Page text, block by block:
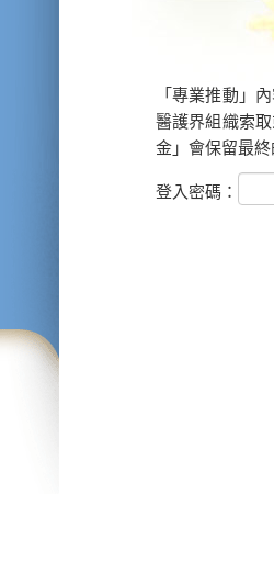
「專業推動」
醫護界組織索
金」會保留最
登入密碼：